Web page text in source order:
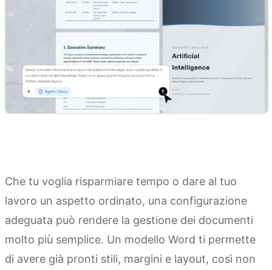
Che tu voglia risparmiare tempo o dare al tuo
lavoro un aspetto ordinato, una configurazione
adeguata può rendere la gestione dei documenti
molto più semplice. Un modello Word ti permette
di avere già pronti stili, margini e layout, così non